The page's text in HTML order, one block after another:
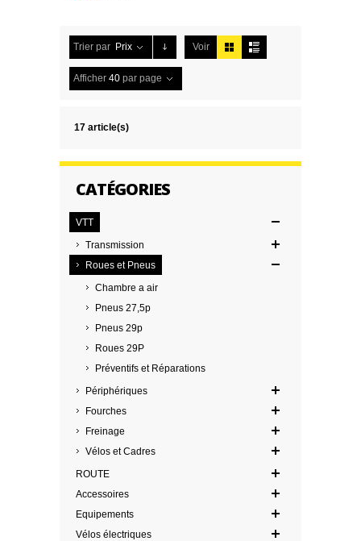
Trier par Prix Voir
Afficher 40 par page
17 article(s)
CATÉGORIES
VTT
Transmission
Roues et Pneus
Chambre a air
Pneus 27,5p
Pneus 29p
Roues 29P
Préventifs et Réparations
Périphériques
Fourches
Freinage
Vélos et Cadres
ROUTE
Accessoires
Equipements
Vélos électriques